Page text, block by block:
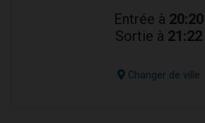
Entrée à 20:20
Sortie à 21:22
Changer de ville